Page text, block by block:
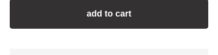
add to cart